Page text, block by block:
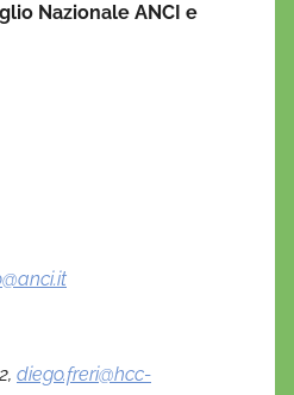
Nazionale ANCI e
diego.freri@hcc-